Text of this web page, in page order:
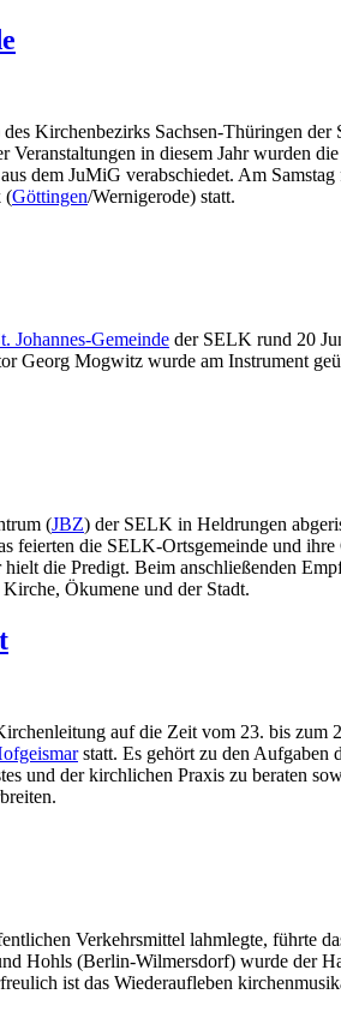
Kirchenbezirks Sachsen-Thüringen
Veranstaltungen in diesem Jahr wurden
dem JuMiG verabschiedet. Am
(Göttingen/Wernigerode) statt.
Johannes-Gemeinde der SELK rund 20
Georg Mogwitz wurde am Instrument
(JBZ) der SELK in Heldrungen
feierten die SELK-Ortsgemeinde und ihre
die Predigt. Beim anschließenden
Ökumene und der Stadt.
auf die Zeit vom 23. bis zum
statt. Es gehört zu den Aufgaben
und der kirchlichen Praxis zu beraten
Verkehrsmittel lahmlegte, führte
Hohls (Berlin-Wilmersdorf) wurde der
ist das Wiederaufleben